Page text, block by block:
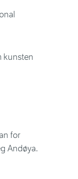
kunsten
for
Andøya.